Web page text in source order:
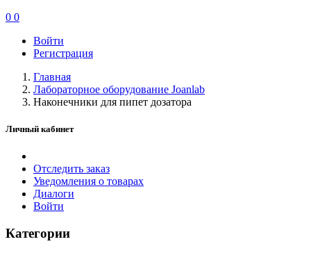
0 0
Войти
Регистрация
Главная
Лабораторное оборудование Joanlab
Наконечники для пипет дозатора
Личный кабинет
Отследить заказ
Уведомления о товарах
Диалоги
Войти
Категории